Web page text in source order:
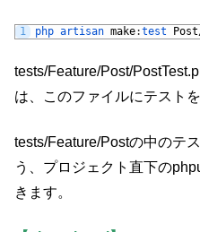
1 php artisan make:test Post
tests/Feature/Post/
は、このファイルにテストを
tests/Feature/Postの中のテ
う、プロジェクト直下の
きます。